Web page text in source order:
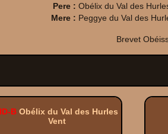
Pere : Obélix du Val des
Mere : Peggye du Val des
Brevet
B Obélix du Val des Hurles
Vent